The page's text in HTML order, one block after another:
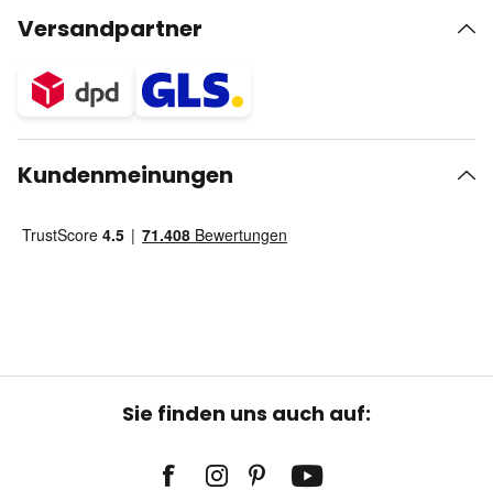
Versandpartner
Kundenmeinungen
Sie finden uns auch auf: